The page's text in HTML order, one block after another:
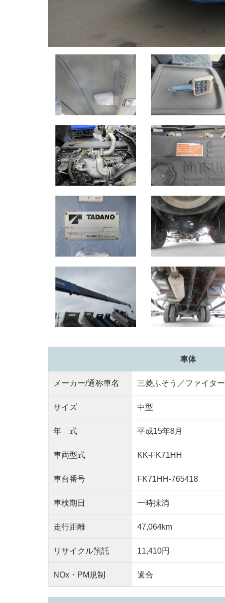
車体
メーカー/通称車名 三菱ふそう／ファイター
サイズ 中型
年 式 平成15年8月
車両型式 KK-FK71HH
車台番号 FK71HH-765418
車検期日 一時抹消
走行距離 47,064km
リサイクル預託 11,410円
NOx・PM規制 適合